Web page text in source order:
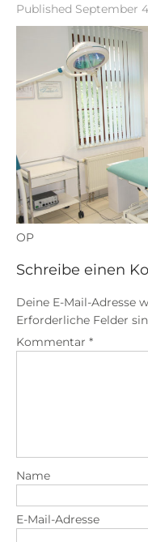
Published September
OP
Schreibe einen
Deine E-Mail-Adresse
Erforderliche Felder
Kommentar *
Name
E-Mail-Adresse